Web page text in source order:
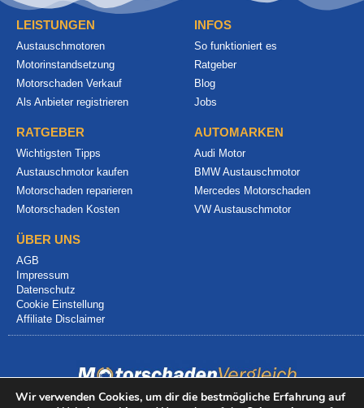
LEISTUNGEN
Austauschmotoren
Motorinstandsetzung
Motorschaden Verkauf
Als Anbieter registrieren
INFOS
So funktioniert es
Ratgeber
Blog
Jobs
RATGEBER
Wichtigsten Tipps
Austauschmotor kaufen
Motorschaden reparieren
Motorschaden Kosten
AUTOMARKEN
Audi Motor
BMW Austauschmotor
Mercedes Motorschaden
VW Austauschmotor
ÜBER UNS
AGB
Impressum
Datenschutz
Cookie Einstellung
Affiliate Disclaimer
Wir verwenden Cookies, um dir die bestmögliche Erfahrung auf